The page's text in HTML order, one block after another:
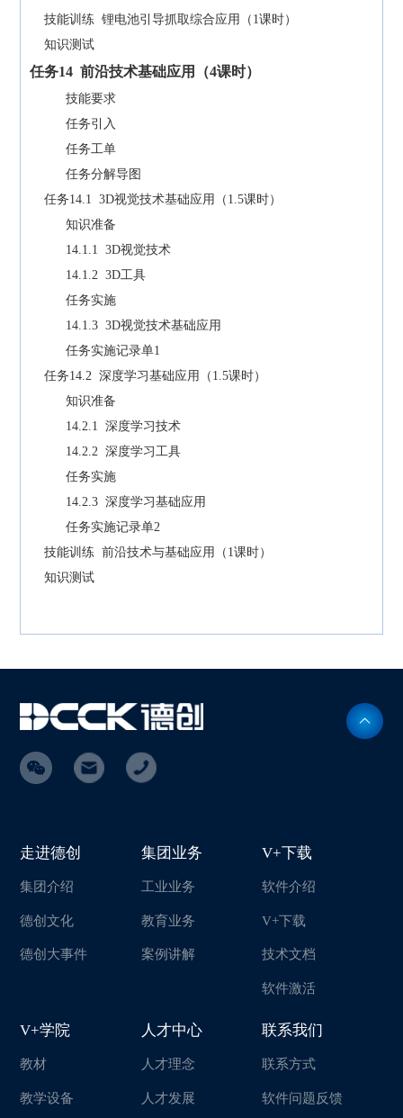
技能训练 锂电池引导抓取综合应用（1课时）
知识测试
任务14 前沿技术基础应用 （4课时）
技能要求
任务引入
任务工单
任务分解导图
任务14.1 3D视觉技术基础应用（1.5课时）
知识准备
14.1.1 3D视觉技术
14.1.2 3D工具
任务实施
14.1.3 3D视觉技术基础应用
任务实施记录单1
任务14.2 深度学习基础应用（1.5课时）
知识准备
14.2.1 深度学习技术
14.2.2 深度学习工具
任务实施
14.2.3 深度学习基础应用
任务实施记录单2
技能训练 前沿技术与基础应用（1课时）
知识测试
走进德创
集团介绍
德创文化
德创大事件
集团业务
工业业务
教育业务
案例讲解
V+下载
软件介绍
V+下载
技术文档
软件激活
V+学院
教材
教学设备
人才中心
人才理念
人才发展
联系我们
联系方式
软件问题反馈